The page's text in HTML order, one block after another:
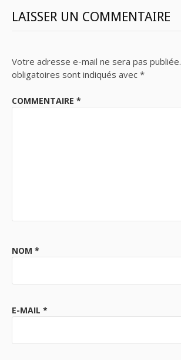
LAISSER UN COMMENTAIRE
Votre adresse e-mail ne sera pas publiée.
obligatoires sont indiqués avec *
COMMENTAIRE *
NOM *
E-MAIL *